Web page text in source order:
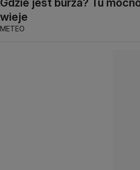
wieje
METEO